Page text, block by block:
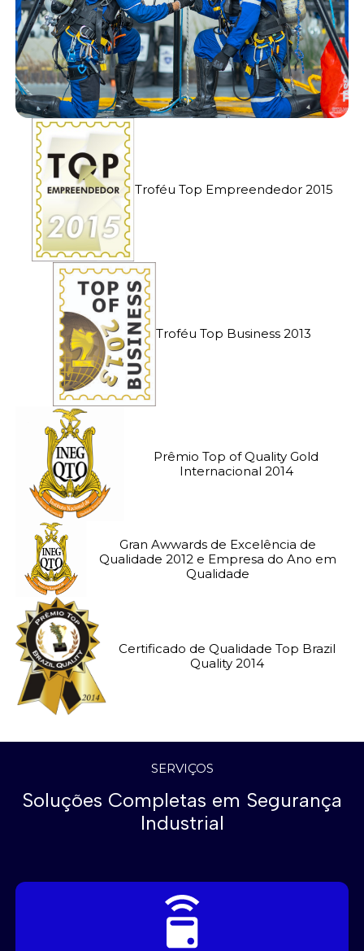
Troféu Top Empreendedor 2015
Troféu Top Business 2013
Prêmio Top of Quality Gold
Internacional 2014
Gran Awwards de Excelência de
Qualidade 2012 e Empresa do Ano em
Qualidade
Certificado de Qualidade Top Brazil
Quality 2014
SERVIÇOS
Soluções Completas em Segurança
Industrial